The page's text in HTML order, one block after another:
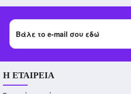
Η ΕΤΑΙΡΕΊΑ